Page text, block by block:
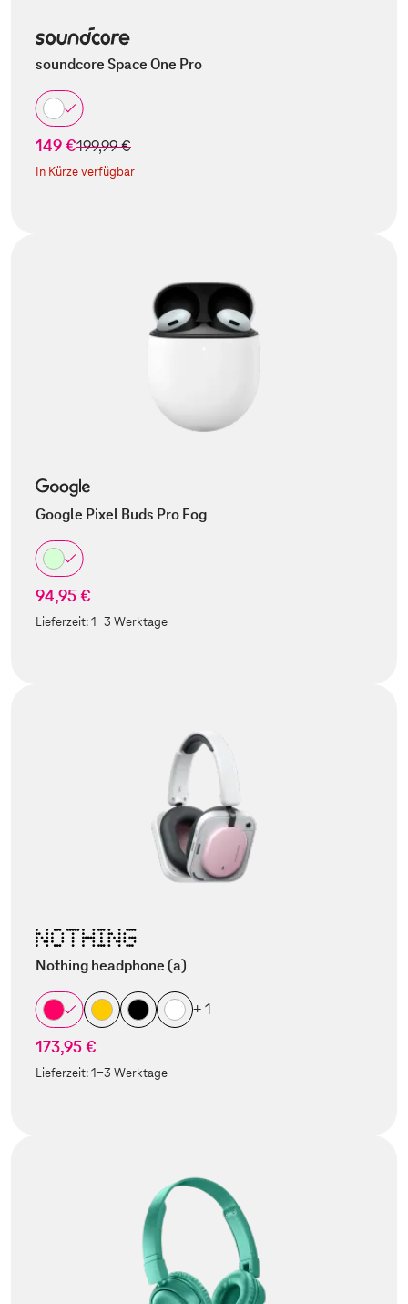
soundcore Space One Pro
149 €statt
199,99 €
In Kürze verfügbar
Google Pixel Buds Pro Fog
94,95 €
Lieferzeit:1-3 Werktage
Nothing headphone (a)
+ 1
173,95 €
Lieferzeit:1-3 Werktage